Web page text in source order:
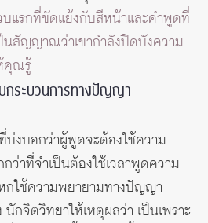
แรกที่ขัดแย้งกับสีหน้าและคำพูดที่
นสัญญาณว่าเขากำลังปิดบังความ
คุณรู้
ระบวนการทางปัญญา
งบอกว่าผู้พูดจะต้องใช้ความ
ว่าที่จำเป็นต้องใช้เวลาพูดความ
กใช้ความพยายามทางปัญญา
กจิตวิทยาให้เหตุผลว่า เป็นเพราะ